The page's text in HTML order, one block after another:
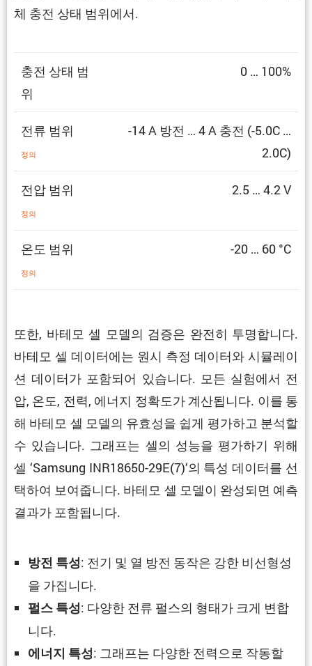
체 충전 상태 범위에서.
충전 상태 범
위
0 … 100%
전류 범위
정의
-14 A 방전 … 4 A 충전 (-5.0C …
2.0C)
전압 범위
정의
2.5 … 4.2 V
온도 범위
정의
-20 … 60 °C
또한, 바테모 셀 모델의 검증은 완전히 투명합니다.
바테모 셀 데이터에는 원시 측정 데이터와 시뮬레이
션 데이터가 포함되어 있습니다. 모든 실험에서 전
압, 온도, 전력, 에너지 정확도가 계산됩니다. 이를 통
해 바테모 셀 모델의 유효성을 쉽게 평가하고 분석할
수 있습니다. 그래프는 셀의 성능을 평가하기 위해
셀 ‘Samsung INR18650-29E(7)‘의 특성 데이터를 선
택하여 보여줍니다. 바테모 셀 모델이 완성되면 예측
결과가 포함됩니다.
방전 특성: 전기 및 열 방전 동작은 강한 비선형성
을 가집니다.
펄스 특성: 다양한 전류 펄스의 형태가 크게 변합
니다.
에너지 특성: 그래프는 다양한 전력으로 작동할